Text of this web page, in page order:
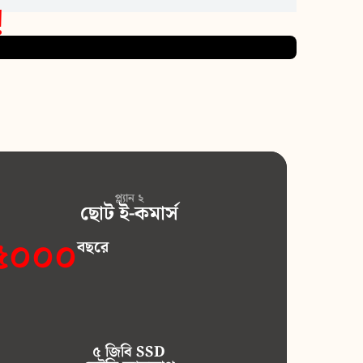
প্ল্যান ২
ছোট ই-কমার্স
বছরে
৫ জিবি SSD